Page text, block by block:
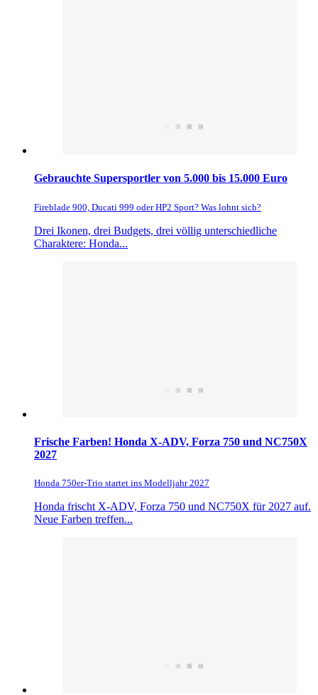
Gebrauchte Supersportler von 5.000 bis 15.000 Euro
Fireblade 900, Ducati 999 oder HP2 Sport? Was lohnt sich?
Drei Ikonen, drei Budgets, drei völlig unterschiedliche
Charaktere: Honda...
Frische Farben! Honda X-ADV, Forza 750 und NC750X
2027
Honda 750er-Trio startet ins Modelljahr 2027
Honda frischt X-ADV, Forza 750 und NC750X für 2027 auf.
Neue Farben treffen...